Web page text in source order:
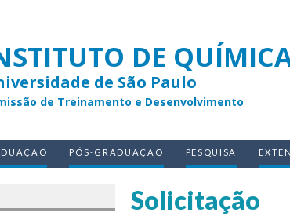
DE
de São Paulo
de Treinamento e Desenvolvimento
PÓS-GRADUAÇÃO PESQUISA
Solicitação